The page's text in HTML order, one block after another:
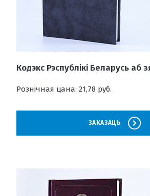
Кодэкс Рэспублікі Беларусь аб
Рознічная цана: 21,78 руб.
ЗАКАЗАЦЬ